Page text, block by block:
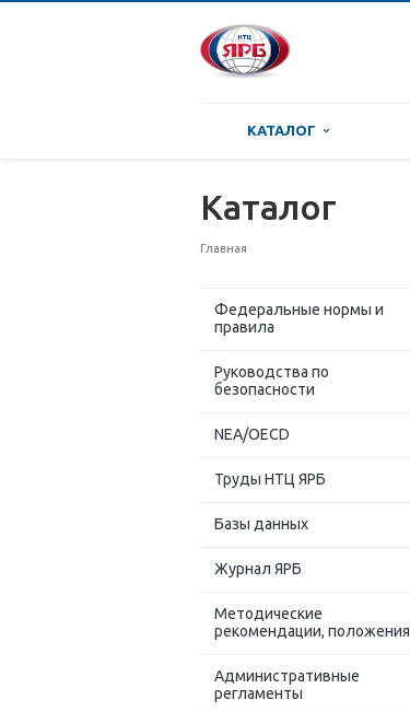
КАТАЛОГ
Каталог
Главная
Федеральные нормы и
правила
Руководства по
безопасности
NEA/OECD
Труды НТЦ ЯРБ
Базы данных
Журнал ЯРБ
Методические
рекомендации, положения
Административные
регламенты